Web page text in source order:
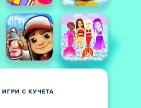
ИГРИ С КУЧЕТА